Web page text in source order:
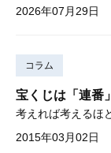
2026年07月29日
コラム
宝くじは「連番
考えれば考えるほ
2015年03月02日